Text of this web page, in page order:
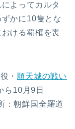
よってカルタ
かに10隻とな
ける覇権を喪
・ 順天城の戦い
ら10月9日
：朝鮮国全羅道